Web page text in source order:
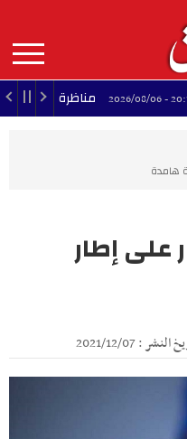
contenu
principal
MAIN
NAVIGATION
مناظرة انتداب أساتذة..
هامدة
على إطار
2021/12/07